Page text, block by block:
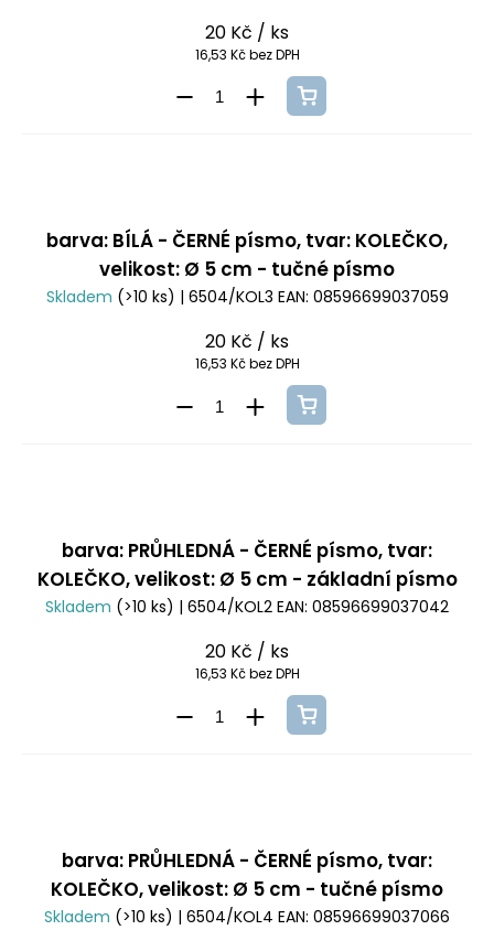
20 Kč / ks
16,53 Kč bez DPH
barva: BÍLÁ - ČERNÉ písmo, tvar: KOLEČKO,
velikost: Ø 5 cm - tučné písmo
Skladem (>10 ks) | 6504/KOL3 EAN: 08596699037059
20 Kč / ks
16,53 Kč bez DPH
barva: PRŮHLEDNÁ - ČERNÉ písmo, tvar:
KOLEČKO, velikost: Ø 5 cm - základní písmo
Skladem (>10 ks) | 6504/KOL2 EAN: 08596699037042
20 Kč / ks
16,53 Kč bez DPH
barva: PRŮHLEDNÁ - ČERNÉ písmo, tvar:
KOLEČKO, velikost: Ø 5 cm - tučné písmo
Skladem (>10 ks) | 6504/KOL4 EAN: 08596699037066